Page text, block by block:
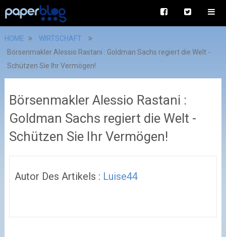
HOME
WIRTSCHAFT
Börsenmakler Alessio Rastani : Goldman Sachs regiert die Welt -
Schützen Sie Ihr Vermögen!
Börsenmakler Alessio Rastani :
Goldman Sachs regiert die Welt -
Schützen Sie Ihr Vermögen!
Autor Des Artikels : Luise44